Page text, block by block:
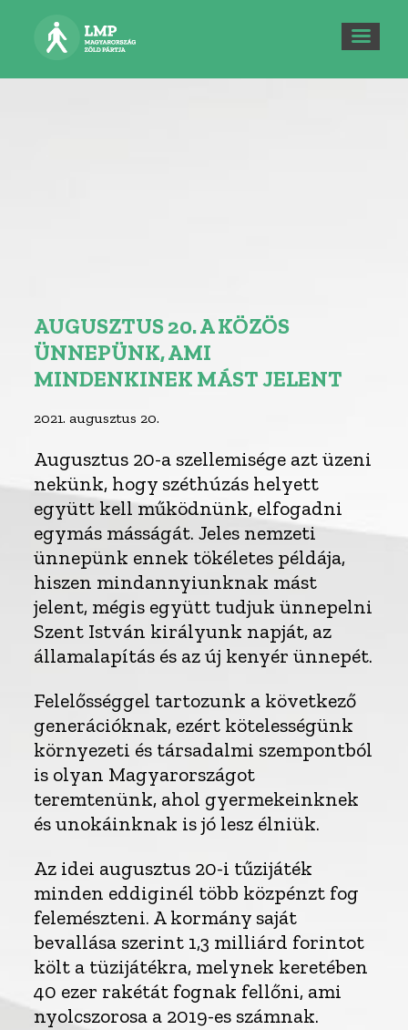
AUGUSZTUS 20. A KÖZÖS
ÜNNEPÜNK, AMI
MINDENKINEK MÁST JELENT
2021. augusztus 20.
Augusztus 20-a szellemisége azt üzeni
nekünk, hogy széthúzás helyett
együtt kell működnünk, elfogadni
egymás másságát. Jeles nemzeti
ünnepünk ennek tökéletes példája,
hiszen mindannyiunknak mást
jelent, mégis együtt tudjuk ünnepelni
Szent István királyunk napját, az
államalapítás és az új kenyér ünnepét.
Felelősséggel tartozunk a következő
generációknak, ezért kötelességünk
környezeti és társadalmi szempontból
is olyan Magyarországot
teremtenünk, ahol gyermekeinknek
és unokáinknak is jó lesz élniük.
Az idei augusztus 20-i tűzijáték
minden eddiginél több közpénzt fog
felemészteni. A kormány saját
bevallása szerint 1,3 milliárd forintot
költ a tüzijátékra, melynek keretében
40 ezer rakétát fognak fellőni, ami
nyolcszorosa a 2019-es számnak.